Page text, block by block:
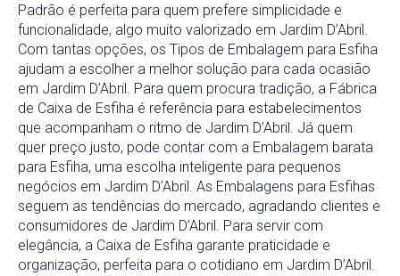
Padrão é perfeita para quem prefere simplicidade e
funcionalidade, algo muito valorizado em Jardim D’Abril.
Com tantas opções, os Tipos de Embalagem para Esfiha
ajudam a escolher a melhor solução para cada ocasião
em Jardim D’Abril. Para quem procura tradição, a Fábrica
de Caixa de Esfiha é referência para estabelecimentos
que acompanham o ritmo de Jardim D’Abril. Já quem
quer preço justo, pode contar com a Embalagem barata
para Esfiha, uma escolha inteligente para pequenos
negócios em Jardim D’Abril. As Embalagens para Esfihas
seguem as tendências do mercado, agradando clientes e
consumidores de Jardim D’Abril. Para servir com
elegância, a Caixa de Esfiha garante praticidade e
organização, perfeita para o cotidiano em Jardim D’Abril.